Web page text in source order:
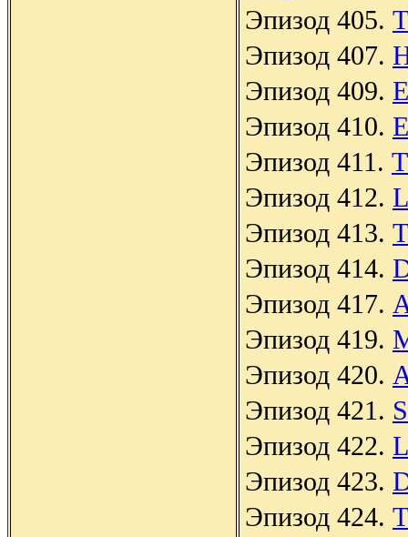
Эпизод 405.
Эпизод 407.
Эпизод 409.
Эпизод 410.
Эпизод 411.
Эпизод 412.
Эпизод 413.
Эпизод 414.
Эпизод 417.
Эпизод 419.
Эпизод 420.
Эпизод 421.
Эпизод 422.
Эпизод 423.
Эпизод 424.